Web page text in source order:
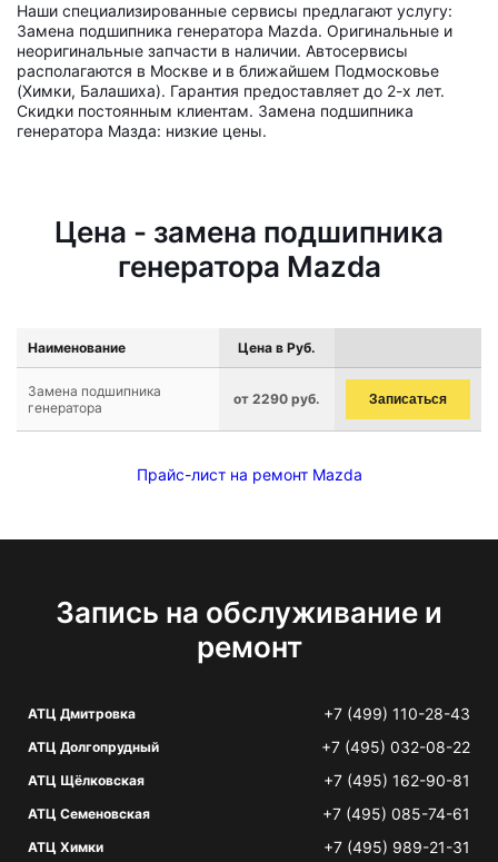
Наши специализированные сервисы предлагают услугу:
Замена подшипника генератора Mazda. Оригинальные и
неоригинальные запчасти в наличии. Автосервисы
располагаются в Москве и в ближайшем Подмосковье
(Химки, Балашиха). Гарантия предоставляет до 2-х лет.
Скидки постоянным клиентам. Замена подшипника
генератора Мазда: низкие цены.
Цена - замена подшипника
генератора Mazda
Наименование Цена в Руб.
Замена подшипника
генератора
от 2290 руб. Записаться
Прайс-лист на ремонт Mazda
Запись на обслуживание и
ремонт
АТЦ Дмитровка +7 (499) 110-28-43
АТЦ Долгопрудный +7 (495) 032-08-22
АТЦ Щёлковская +7 (495) 162-90-81
АТЦ Семеновская +7 (495) 085-74-61
АТЦ Химки +7 (495) 989-21-31